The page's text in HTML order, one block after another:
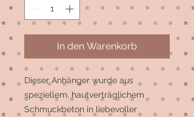
In den Warenkorb
Dieser Anhänger wurde aus
speziellem, hautverträglichem
Schmuckbeton in liebevoller